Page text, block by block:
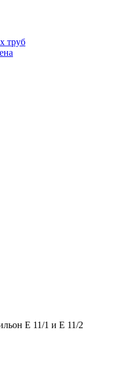
труб
Е 11/1 и Е 11/2